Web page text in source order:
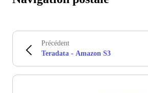
Précédent
Teradata - Amazon S3